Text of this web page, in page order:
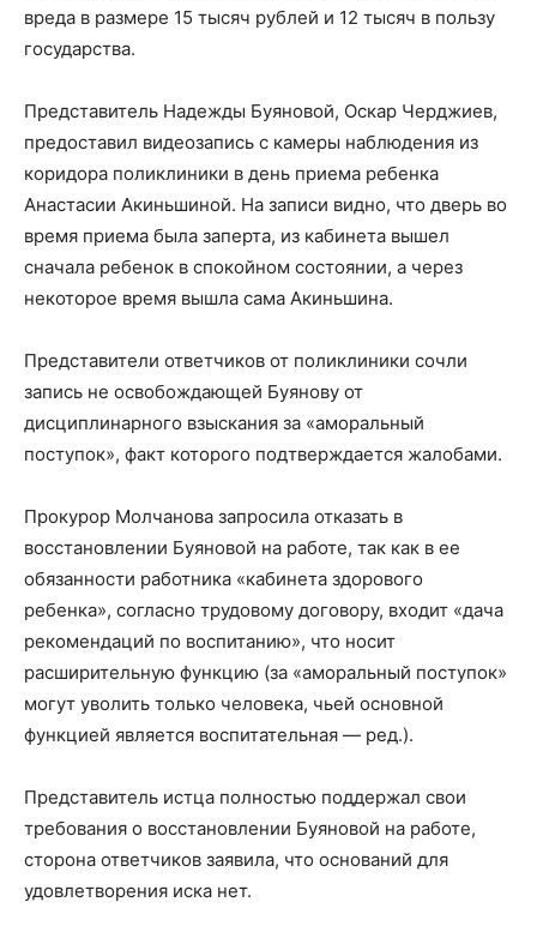
вреда в размере 15 тысяч рублей и 12 тысяч в пользу
государства.
Представитель Надежды Буяновой, Оскар Черджиев,
предоставил видеозапись с камеры наблюдения из
коридора поликлиники в день приема ребенка
Анастасии Акиньшиной. На записи видно, что дверь во
время приема была заперта, из кабинета вышел
сначала ребенок в спокойном состоянии, а через
некоторое время вышла сама Акиньшина.
Представители ответчиков от поликлиники сочли
запись не освобождающей Буянову от
дисциплинарного взыскания за «аморальный
поступок», факт которого подтверждается жалобами.
Прокурор Молчанова запросила отказать в
восстановлении Буяновой на работе, так как в ее
обязанности работника «кабинета здорового
ребенка», согласно трудовому договору, входит «дача
рекомендаций по воспитанию», что носит
расширительную функцию (за «аморальный поступок»
могут уволить только человека, чьей основной
функцией является воспитательная — ред.).
Представитель истца полностью поддержал свои
требования о восстановлении Буяновой на работе,
сторона ответчиков заявила, что оснований для
удовлетворения иска нет.